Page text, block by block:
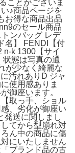
ことがございま
♪商品ページを
お得な商品出品
のセール商品
ンバッグ レデ
名】 FENDI【付
n-k 1300【サイ
状態は写真の通
が少なく綺麗な
汚れありD ジャ
使用感ありま
御座います。
取っ手、ショル
、劣化が御座い
発送に関しまし
てから型崩れ対
ん中の商品に傷
にいたしません
ブランド品の古